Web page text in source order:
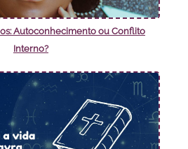
Autoconhecimento ou Conflito
Interno?